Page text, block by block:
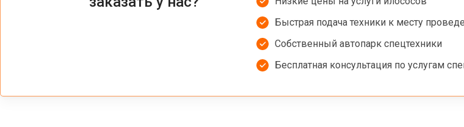
Быстрая подача техники к месту
Собственный автопарк спецтехники
Бесплатная консультация по услугам